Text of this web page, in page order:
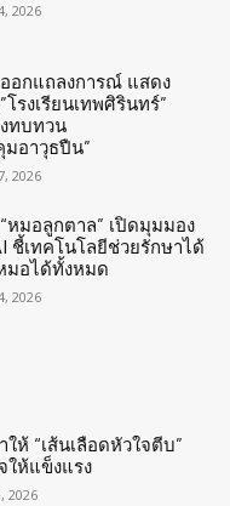
2026
อกแถลงการณ์ แสดง
โรงเรียนเทพศิรินทร์”
ทบทวน
มอาวุธปืน”
2026
มอลูกตาล” เปิดมุมมอง
ชี้เทคโนโลยีช่วยรักษาได้
อได้ทั้งหมด
2026
ห้ “เส้นเลือดหัวใจตีบ”
ให้แข็งแรง
2026